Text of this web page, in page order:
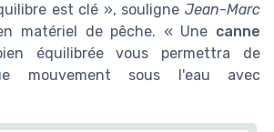
est clé », souligne Jean-Marc
matériel de pêche. « Une canne
équilibrée vous permettra de
mouvement sous l'eau avec